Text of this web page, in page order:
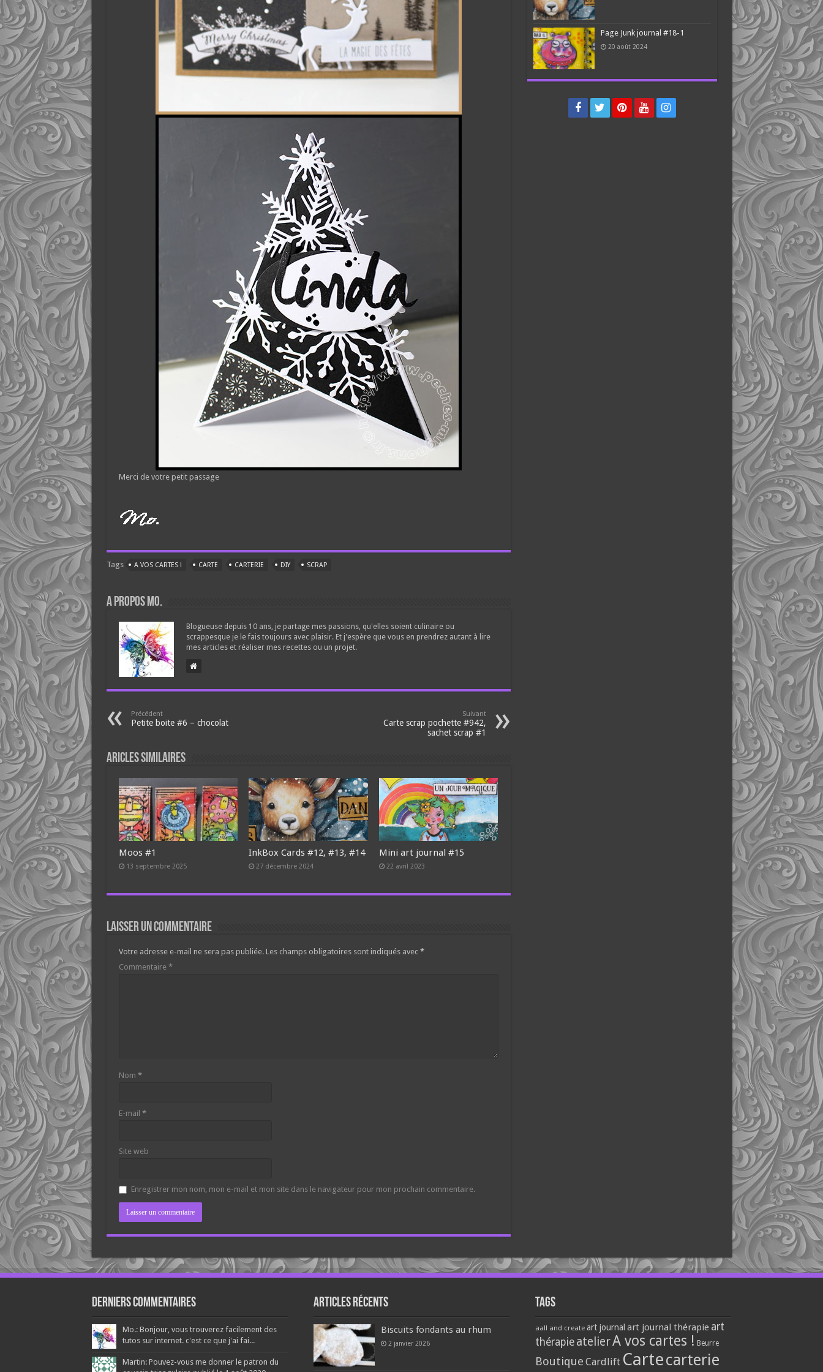
Merci de votre petit passage
Tags A VOS CARTES ! CARTE CARTERIE DIY SCRAP
A propos Mo.
Blogueuse depuis 10 ans, je partage mes passions, qu'elles soient culinaire ou
scrappesque je le fais toujours avec plaisir. Et j'espère que vous en prendrez autant à lire
mes articles et réaliser mes recettes ou un projet.
Précédent
Petite boite #6 – chocolat
Suivant
Carte scrap pochette #942,
sachet scrap #1
Aricles similaires
Moos #1
13 septembre 2025
InkBox Cards #12, #13, #14
27 décembre 2024
Mini art journal #15
22 avril 2023
Laisser un commentaire
Votre adresse e-mail ne sera pas publiée. Les champs obligatoires sont indiqués avec *
Commentaire *
Nom *
E-mail *
Site web
Enregistrer mon nom, mon e-mail et mon site dans le navigateur pour mon prochain commentaire.
Page Junk journal #18-1
20 août 2024
Derniers Commentaires
Mo.: Bonjour, vous trouverez facilement des
tutos sur internet. c'est ce que j'ai fai...
Martin: Pouvez-vous me donner le patron du
Articles récents
Biscuits fondants au rhum
2 janvier 2026
Tags
aall and create art journal art journal thérapie art
thérapie atelierA vos cartes ! Beurre
Boutique Cardlift Cartecarterie